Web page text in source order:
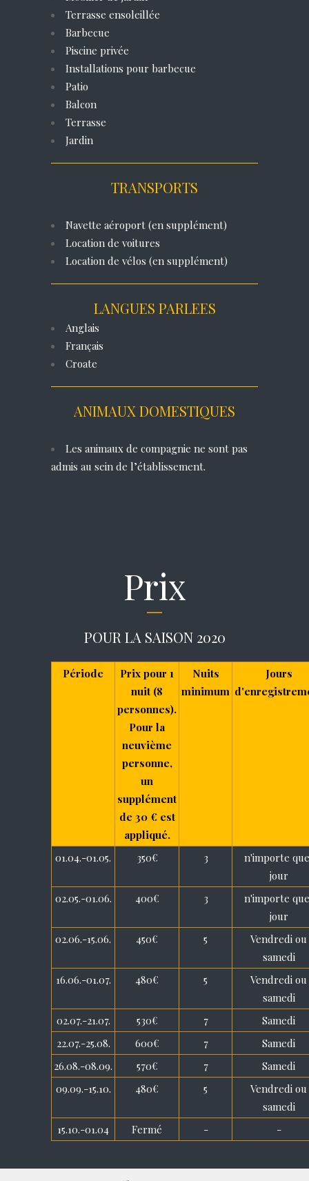
Terrasse ensoleillée
Barbecue
Piscine privée
Installations pour barbecue
Patio
Balcon
Terrasse
Jardin
TRANSPORTS
Navette aéroport (en supplément)
Location de voitures
Location de vélos (en supplément)
LANGUES PARLEES
Anglais
Français
Croate
ANIMAUX DOMESTIQUES
Les animaux de compagnie ne sont pas
admis au sein de l’établissement.
Prix
POUR LA SAISON 2020
Période
Prix ​​pour 1
nuit (8
personnes).
Pour la
neuvième
personne,
un
supplément
de 30 € est
appliqué.
Nuits
minimum
Jours
01.04.-01.05. 350€ 3
n'importe
jour
02.05.-01.06.
400€ 3
n'importe
jour
02.06.-15.06.
450€ 5
Vendredi ou
samedi
16.06.-01.07.
480€ 5
Vendredi ou
samedi
02.07.-21.07.
530€ 7
Samedi
22.07.-25.08.
600€ 7
Samedi
26.08.-08.09.
570€ 7
Samedi
09.09.-15.10.
480€ 5
Vendredi ou
samedi
15.10.-01.04
Fermé - -